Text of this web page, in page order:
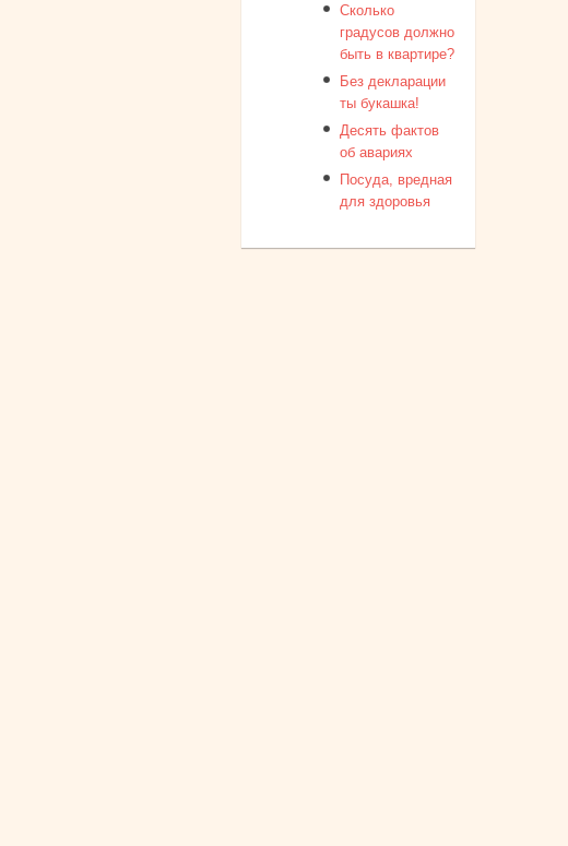
Сколько
градусов должно
быть в квартире?
Без декларации
ты букашка!
Десять фактов
об авариях
Посуда, вредная
для здоровья